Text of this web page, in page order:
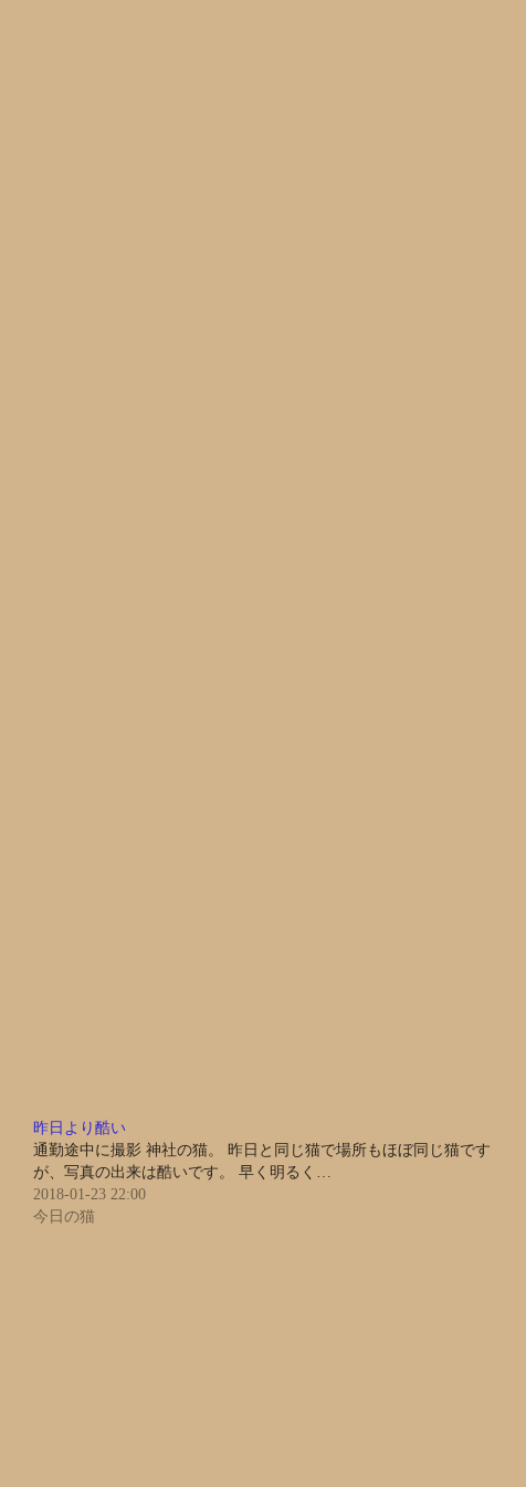
昨日より酷い
通勤途中に撮影 神社の猫。 昨日と同じ猫で場所もほぼ同じ猫です
が、写真の出来は酷いです。 早く明るく…
2018-01-23 22:00
今日の猫